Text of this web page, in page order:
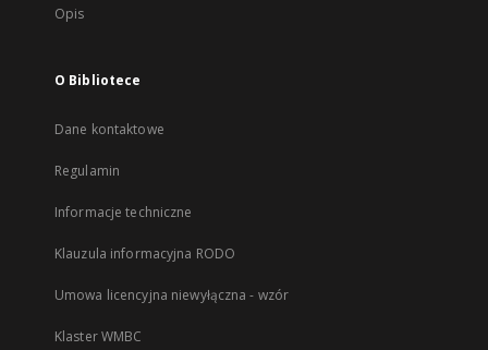
Opis
O Bibliotece
Dane kontaktowe
Regulamin
Informacje techniczne
Klauzula informacyjna RODO
Umowa licencyjna niewyłączna - wzór
Klaster WMBC